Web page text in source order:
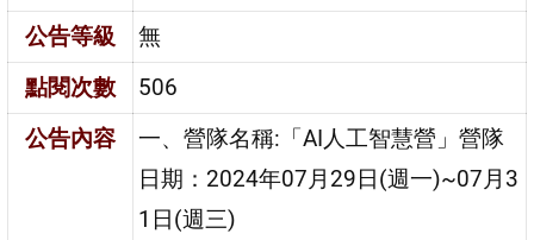
公告等級
無
點閱次數
506
公告內容
一、營隊名稱:「AI人工智慧營」營隊
日期：2024年07月29日(週一)~07月3
1日(週三)